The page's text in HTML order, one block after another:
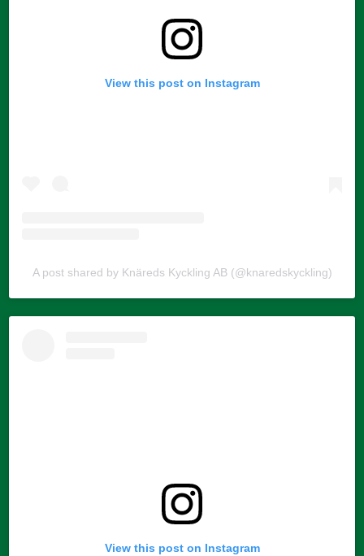
View this post on Instagram
A post shared by Knäreds Kyckling AB (@knaredskyckling)
View this post on Instagram